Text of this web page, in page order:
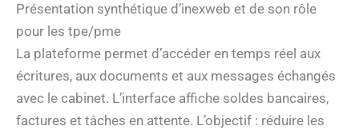
Présentation synthétique d’inexweb et de son rôle
pour les tpe/pme
La plateforme permet d’accéder en temps réel aux
écritures, aux documents et aux messages échangés
avec le cabinet. L’interface affiche soldes bancaires,
factures et tâches en attente. L’objectif : réduire les